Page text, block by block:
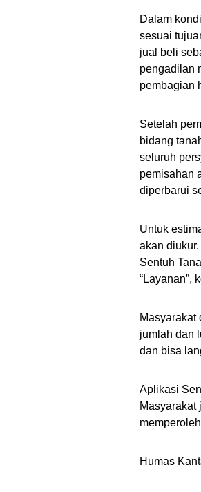
Dalam
sesuai
jual beli
pengadilan
pembagian
Setelah
bidang
seluruh
pemisahan
diperbarui
Untuk
akan
Sentuh
“Layanan”,
Masyarakat
jumlah dan
dan bisa
Aplikasi
Masyarakat
Humas